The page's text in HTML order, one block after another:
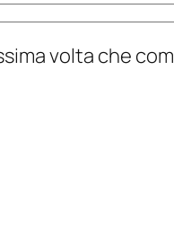
volta che